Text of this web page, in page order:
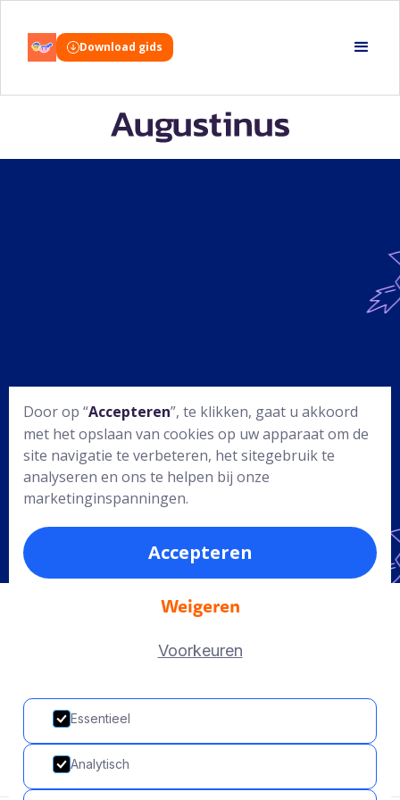
Download gids
We evalueren ons onderwijs door
regelmatig besprekingen te houden in
de onderbouw, middenbouw en
bovenbouw. Op basis hiervan passen we
ons onderwijs aan waar nodig. Er zijn
werkgroepen gevormd die verslag doen
tijdens teambijeenkomsten. De directie
doelstellingen en bespreken deze
Door op “Accepteren”, te klikken, gaat u akkoord
met het opslaan van cookies op uw apparaat om de
site navigatie te verbeteren, het sitegebruik te
analyseren en ons te helpen bij onze
marketinginspanningen.
Voorkeuren
Weigeren
Accepteren
Essentieel
Analytisch